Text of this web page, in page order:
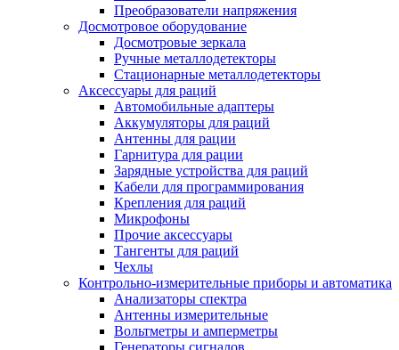
Преобразователи напряжения
Досмотровое оборудование
Досмотровые зеркала
Ручные металлодетекторы
Стационарные металлодетекторы
Аксессуары для раций
Автомобильные адаптеры
Аккумуляторы для раций
Антенны для рации
Гарнитура для рации
Зарядные устройства для раций
Кабели для программирования
Крепления для раций
Микрофоны
Прочие аксессуары
Тангенты для раций
Чехлы
Контрольно-измерительные приборы и автоматика
Анализаторы спектра
Антенны измерительные
Вольтметры и амперметры
Генераторы сигналов